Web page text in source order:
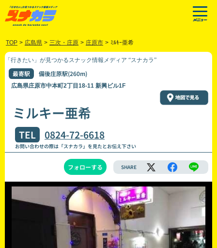
TOP > 広島県 > 三次・庄原 > 庄原市 > ﾐﾙｷｰ亜希
「行きたい」が見つかるスナック情報メディア “スナカラ”
最寄駅 備後庄原駅(260m)
広島県庄原市中本町2丁目18-11 新興ビル1F
ミルキー亜希
TEL 0824-72-6618
お問い合わせの際は「スナカラ」を見たとお伝え下さい
フォローする SHARE